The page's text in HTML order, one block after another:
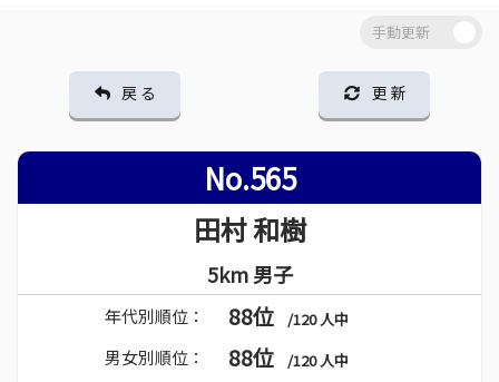
戻 る 更 新
No.565
田村 和樹
5km 男子
年代別順位： 88位 /120 人中
男女別順位： 88位 /120 人中